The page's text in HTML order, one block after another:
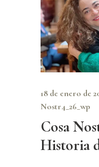
18 de enero de
Nostr4_26_wp
Cosa
Historia